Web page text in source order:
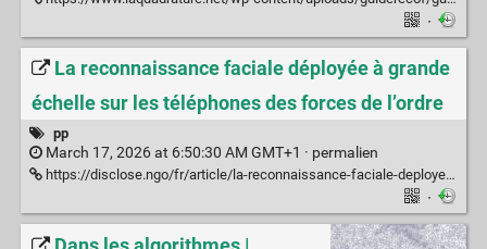
·
La reconnaissance faciale déployée à grande
échelle sur les téléphones des forces de l’ordre
pp
March 17, 2026 at 6:50:30 AM GMT+1 · permalien
https://disclose.ngo/fr/article/la-reconnaissance-faciale-deployee-a-grande-echelle-sur-les-telephones-des-forces-de-lordre
·